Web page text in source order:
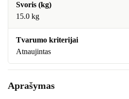
Svoris (kg)
15.0 kg
Tvarumo kriterijai
Atnaujintas
Aprašymas